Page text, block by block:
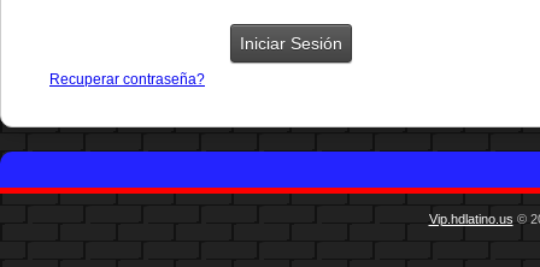
Recuperar contraseña?
Vip.hdlatino.us ©